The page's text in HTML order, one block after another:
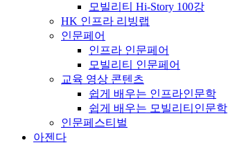
모빌리티 Hi-Story 100강
HK 인프라 리빙랩
인문페어
인프라 인문페어
모빌리티 인문페어
교육 영상 콘텐츠
쉽게 배우는 인프라인문학
쉽게 배우는 모빌리티인문학
인문페스티벌
아젠다